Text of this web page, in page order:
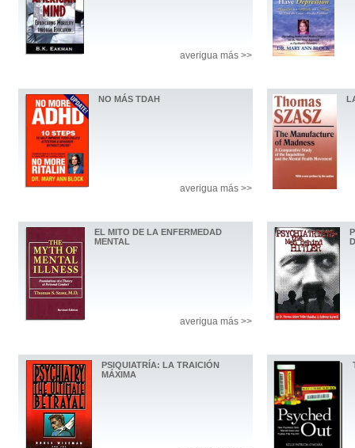
averigua más >>
NO MÁS TDAH
averigua más >>
EL MITO DE LA ENFERMEDAD
MENTAL
averigua más >>
PSIQUIATRÍA: LA TRAICIÓN
MÁXIMA